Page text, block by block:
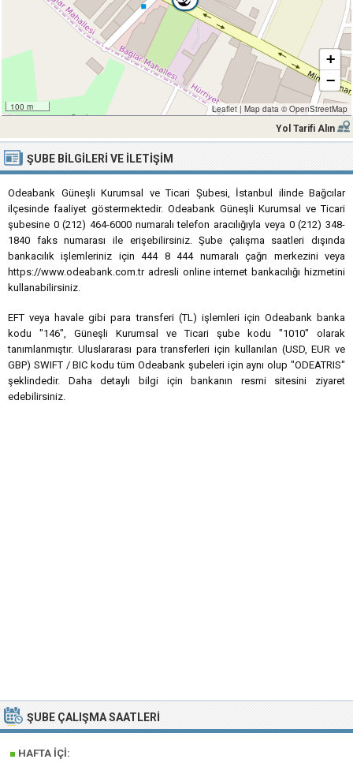
100 m
+
−
Leaflet | Map data ©OpenStreetMap
Yol Tarifi Alın
ŞUBE BILGILERI VE İLETIŞIM
Odeabank Güneşli Kurumsal ve Ticari Şubesi, İstanbul ilinde Bağcılar
ilçesinde faaliyet göstermektedir. Odeabank Güneşli Kurumsal ve Ticari
şubesine 0 (212) 464-6000 numaralı telefon aracılığıyla veya 0 (212) 348-
1840 faks numarası ile erişebilirsiniz. Şube çalışma saatleri dışında
bankacılık işlemleriniz için 444 8 444 numaralı çağrı merkezini veya
https://www.odeabank.com.tr adresli online internet bankacılığı hizmetini
kullanabilirsiniz.
EFT veya havale gibi para transferi (TL) işlemleri için Odeabank banka
kodu "146", Güneşli Kurumsal ve Ticari şube kodu "1010" olarak
tanımlanmıştır. Uluslararası para transferleri için kullanılan (USD, EUR ve
GBP) SWIFT / BIC kodu tüm Odeabank şubeleri için aynı olup "ODEATRIS"
şeklindedir. Daha detaylı bilgi için bankanın resmi sitesini ziyaret
edebilirsiniz.
ŞUBE ÇALIŞMA SAATLERI
■ HAFTA İÇI: